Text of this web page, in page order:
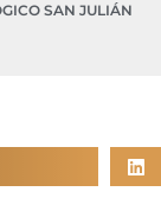
SAN JULIÁN